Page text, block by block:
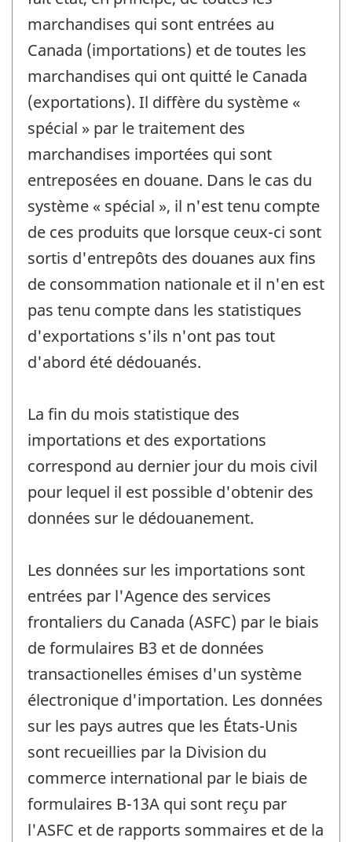
marchandises qui sont entrées au
Canada (importations) et de toutes les
marchandises qui ont quitté le Canada
(exportations). Il diffère du système «
spécial » par le traitement des
marchandises importées qui sont
entreposées en douane. Dans le cas du
système « spécial », il n'est tenu compte
de ces produits que lorsque ceux-ci sont
sortis d'entrepôts des douanes aux fins
de consommation nationale et il n'en est
pas tenu compte dans les statistiques
d'exportations s'ils n'ont pas tout
d'abord été dédouanés.
La fin du mois statistique des
importations et des exportations
correspond au dernier jour du mois civil
pour lequel il est possible d'obtenir des
données sur le dédouanement.
Les données sur les importations sont
entrées par l'Agence des services
frontaliers du Canada (ASFC) par le biais
de formulaires B3 et de données
transactionelles émises d'un système
électronique d'importation. Les données
sur les pays autres que les États-Unis
sont recueillies par la Division du
commerce international par le biais de
formulaires B-13A qui sont reçu par
l'ASFC et de rapports sommaires et de la